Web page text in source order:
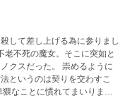
して差し上げる為に参りまし
老不死の魔女。そこに突如と
クスだった。 崇めるように
というのは契りを交わすこ
なことに慣れてまいりまし